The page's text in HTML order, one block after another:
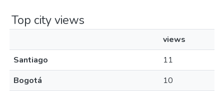
Top city views
views
Santiago
11
Bogotá
10